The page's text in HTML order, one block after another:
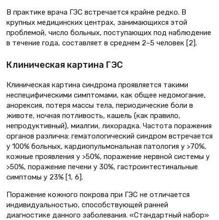
В практике врача ГЭС встречается крайне редко. В
крупных медицинских центрах, занимающихся этой
проблемой, число больных, поступающих под наблюдение
в течение года, составляет в среднем 2–5 человек [2].
Клиническая картина ГЭС
Клиническая картина синдрома проявляется такими
неспецифическими симптомами, как общее недомогание,
анорексия, потеря массы тела, периодические боли в
животе, ночная потливость, кашель (как правило,
непродуктивный), миалгии, лихорадка. Частота поражения
органов различна: гематологический синдром встречается
у 100% больных, кардиопульмональная патология у >70%,
кожные проявления у >50%, поражение нервной системы у
>50%, поражение печени у 30%, гастроинтестинальные
симптомы у 23% [1, 6].
Поражение кожного покрова при ГЭС не отличается
индивидуальностью, способствующей ранней
диагностике данного заболевания. «Стандартный набор»